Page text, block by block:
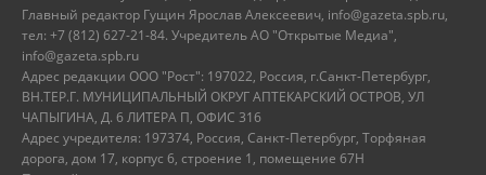
Главный редактор Гущин Ярослав Алексеевич, info@gazeta.spb.ru,
тел: +7 (812) 627-21-84. Учредитель АО "Открытые Медиа",
info@gazeta.spb.ru
Адрес редакции ООО "Рост": 197022, Россия, г.Санкт-Петербург,
ВН.ТЕР.Г. МУНИЦИПАЛЬНЫЙ ОКРУГ АПТЕКАРСКИЙ ОСТРОВ, УЛ
ЧАПЫГИНА, Д. 6 ЛИТЕРА П, ОФИС 316
Адрес учредителя: 197374, Россия, Санкт-Петербург, Торфяная
дорога, дом 17, корпус 6, строение 1, помещение 67Н